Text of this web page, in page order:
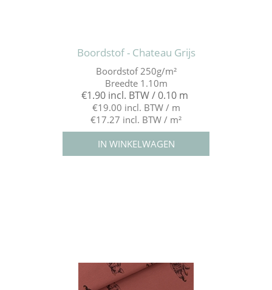
Boordstof - Chateau Grijs
Boordstof 250g/m²
Breedte 1.10m
€1.90 incl. BTW / 0.10 m
€19.00 incl. BTW / m
€17.27 incl. BTW / m²